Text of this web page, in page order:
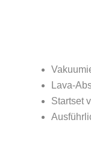
Lava-
Startset